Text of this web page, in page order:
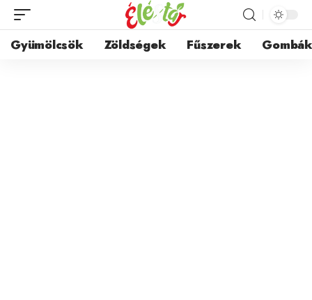
Gyümölcsök Zöldségek Fűszerek Gombák